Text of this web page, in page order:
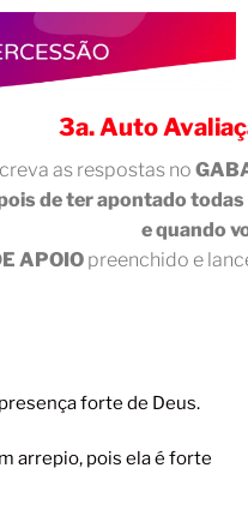
3a. Auto
as respostas no
de ter apontado
e quando
APOIOpreenchido e
forte de Deus.
arrepio, pois ela é forte